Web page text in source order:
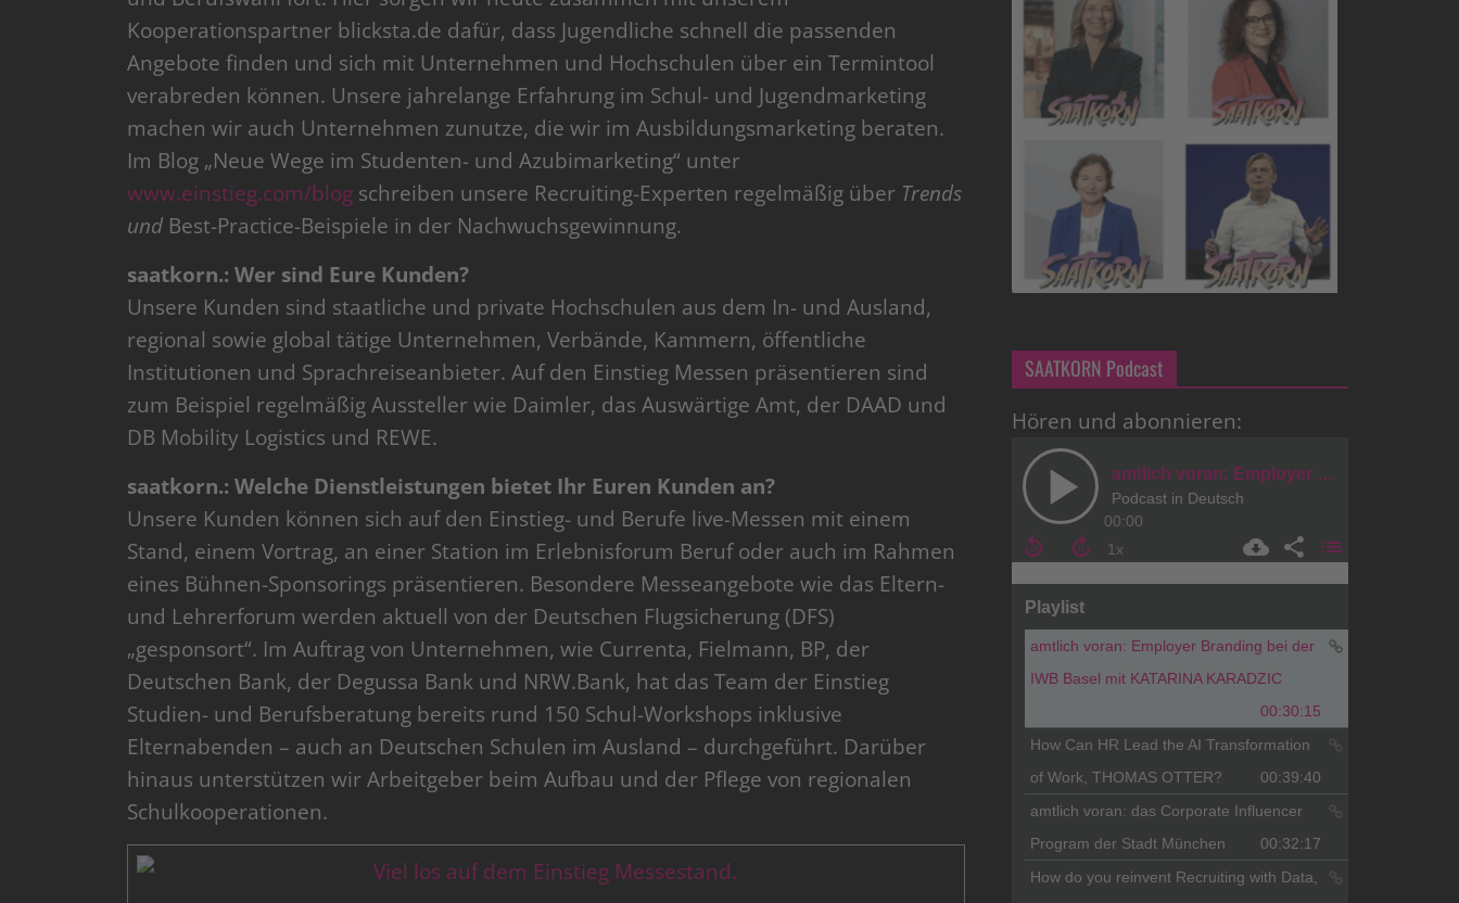
Kooperationspartner blicksta.de dafür, dass Jugendliche schnell die passenden
Angebote finden und sich mit Unternehmen und Hochschulen über ein Termintool
verabreden können. Unsere jahrelange Erfahrung im Schul- und Jugendmarketing
machen wir auch Unternehmen zunutze, die wir im Ausbildungsmarketing beraten.
Im Blog „Neue Wege im Studenten- und Azubimarketing“ unter
www.einstieg.com/blog schreiben unsere Recruiting-Experten regelmäßig über Trends
und Best-Practice-Beispiele in der Nachwuchsgewinnung.
saatkorn.: Wer sind Eure Kunden?
Unsere Kunden sind staatliche und private Hochschulen aus dem In- und Ausland,
regional sowie global tätige Unternehmen, Verbände, Kammern, öffentliche
Institutionen und Sprachreiseanbieter. Auf den Einstieg Messen präsentieren sind
zum Beispiel regelmäßig Aussteller wie Daimler, das Auswärtige Amt, der DAAD und
DB Mobility Logistics und REWE.
saatkorn.: Welche Dienstleistungen bietet Ihr Euren Kunden an?
Unsere Kunden können sich auf den Einstieg- und Berufe live-Messen mit einem
Stand, einem Vortrag, an einer Station im Erlebnisforum Beruf oder auch im Rahmen
eines Bühnen-Sponsorings präsentieren. Besondere Messeangebote wie das Eltern-
und Lehrerforum werden aktuell von der Deutschen Flugsicherung (DFS)
„gesponsort“. Im Auftrag von Unternehmen, wie Currenta, Fielmann, BP, der
Deutschen Bank, der Degussa Bank und NRW.Bank, hat das Team der Einstieg
Studien- und Berufsberatung bereits rund 150 Schul-Workshops inklusive
Elternabenden – auch an Deutschen Schulen im Ausland – durchgeführt. Darüber
hinaus unterstützen wir Arbeitgeber beim Aufbau und der Pflege von regionalen
Schulkooperationen.
SAATKORN Podcast
Hören und abonnieren: